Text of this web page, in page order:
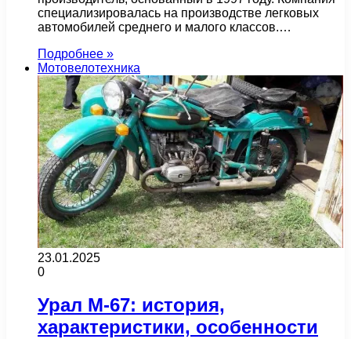
специализировалась на производстве легковых
автомобилей среднего и малого классов.…
Подробнее »
Мотовелотехника
23.01.2025
0
Урал М-67: история,
характеристики, особенности